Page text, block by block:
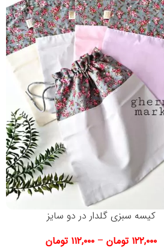
کیسه سبزی گلدار در دو سایز
۱۲۲,۰۰۰ تومان – ۱۱۲,۰۰۰ تومان